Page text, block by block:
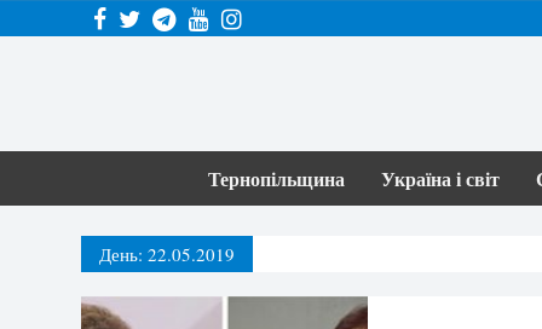
Тернопільщина Україна і світ
День: 22.05.2019